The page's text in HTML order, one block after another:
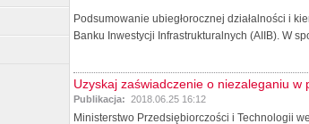
Podsumowanie ubiegłorocznej działalności i
Banku Inwestycji Infrastrukturalnych (AIIB). W
Uzyskaj zaświadczenie o niezaleganiu w
Publikacja: 2018.06.25 16:12
Ministerstwo Przedsiębiorczości i Technologii